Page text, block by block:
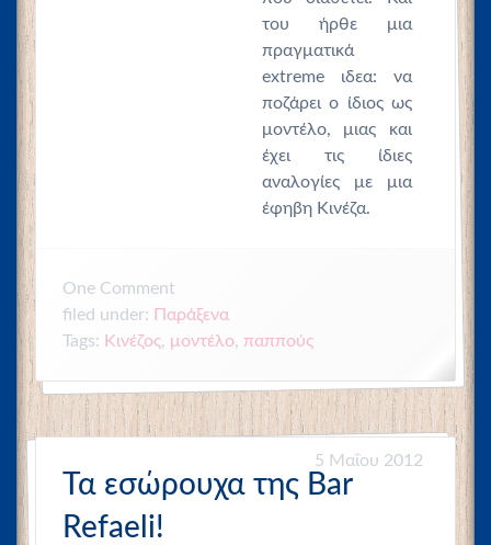
του ήρθε μια
πραγματικά
extreme ιδεα: να
ποζάρει ο ίδιος ως
μοντέλο, μιας και
έχει τις ίδιες
αναλογίες με μια
έφηβη Κινέζα.
OneComment
filed under: Παράξενα
Tags: Κινέζος, μοντέλο, παππούς
5 Μαΐου 2012
Τα εσώρουχα της Bar
Refaeli!